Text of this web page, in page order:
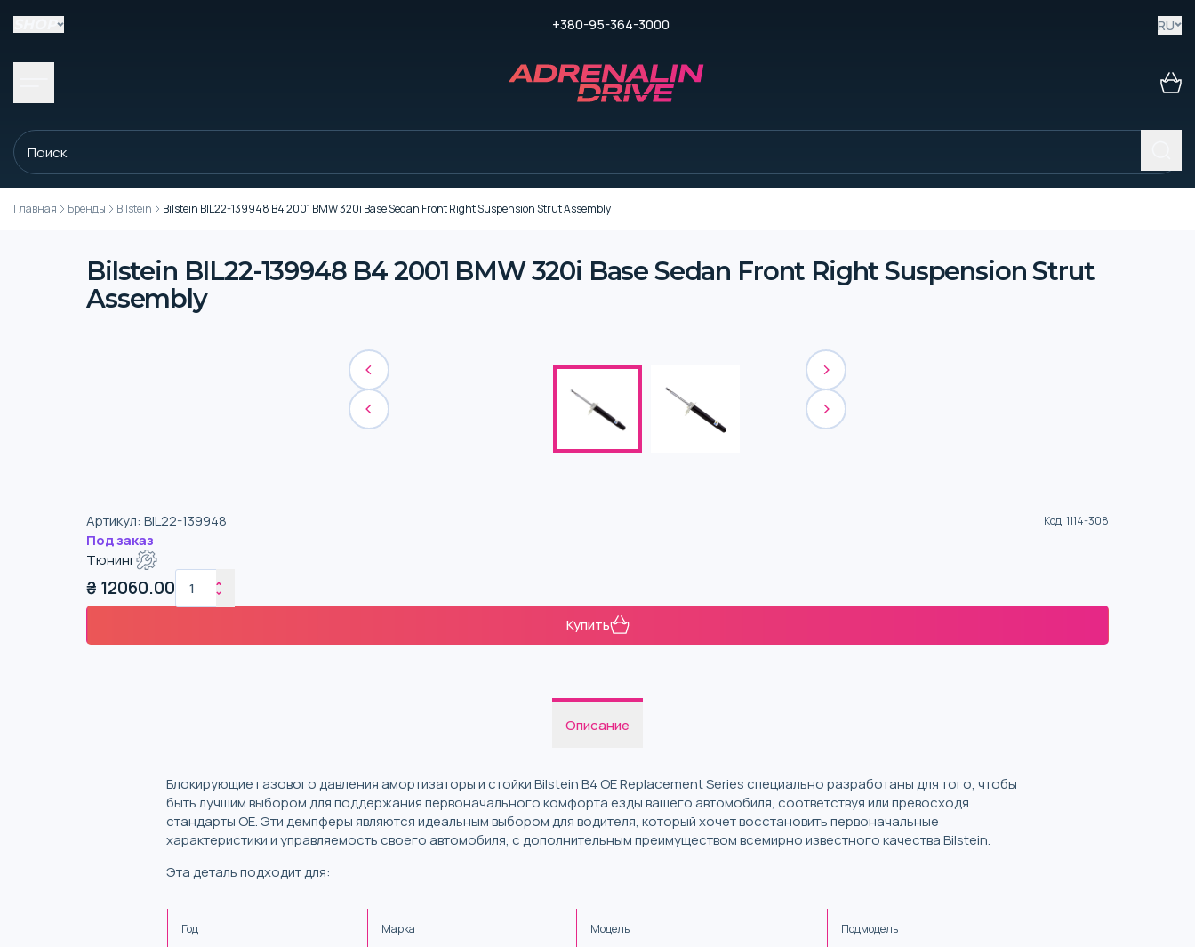
+380-95-364-3000 RU
Главная Бренды Bilstein Bilstein BIL22-139948 B4 2001 BMW 320i Base Sedan Front Right Suspension Strut Assembly
Bilstein BIL22-139948 B4 2001 BMW 320i Base Sedan Front Right Suspension Strut
Assembly
Артикул: BIL22-139948 Код:1114-308
Под заказ
Тюнинг
₴ 12060.00
Купить
Описание
Блокирующие газового давления амортизаторы и стойки Bilstein B4 OE Replacement Series специально разработаны для того, чтобы
быть лучшим выбором для поддержания первоначального комфорта езды вашего автомобиля, соответствуя или превосходя
стандарты OE. Эти демпферы являются идеальным выбором для водителя, который хочет восстановить первоначальные
характеристики и управляемость своего автомобиля, с дополнительным преимуществом всемирно известного качества Bilstein.
Эта деталь подходит для:
Год Марка Модель Подмодель